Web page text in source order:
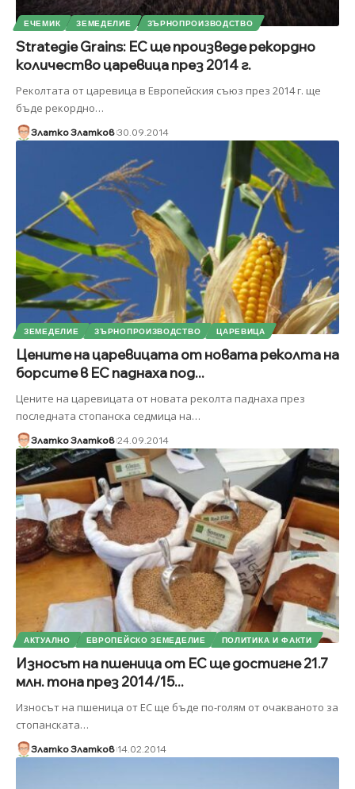
ЕЧЕМИК ЗЕМЕДЕЛИЕ ЗЪРНОПРОИЗВОДСТВО
Strategie Grains: ЕС ще произведе рекордно
количество царевица през 2014 г.
Реколтата от царевица в Европейския съюз през 2014 г. ще
бъде рекордно…
Златко Златков 30.09.2014
ЗЕМЕДЕЛИЕ ЗЪРНОПРОИЗВОДСТВО ЦАРЕВИЦА
Цените на царевицата от новата реколта на
борсите в ЕС паднаха под...
Цените на царевицата от новата реколта паднаха през
последната стопанска седмица на…
Златко Златков 24.09.2014
АКТУАЛНО ЕВРОПЕЙСКО ЗЕМЕДЕЛИЕ ПОЛИТИКА И ФАКТИ
Износът на пшеница от ЕС ще достигне 21.7
млн. тона през 2014/15...
Износът на пшеница от ЕС ще бъде по-голям от очакваното за
стопанската…
Златко Златков 14.02.2014